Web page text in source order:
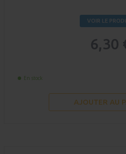
VOIR LE
6,30
En stock
AJOUTER AU